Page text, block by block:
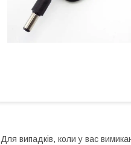
Для випадків, коли у вас